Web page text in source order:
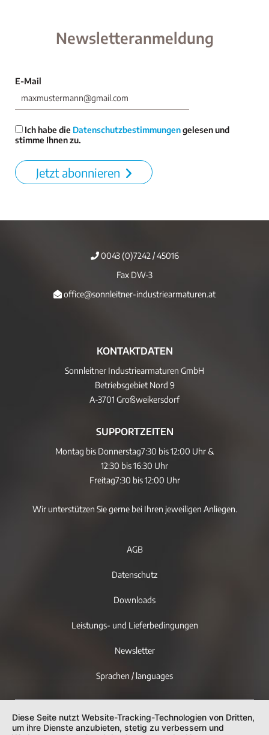
Newsletteranmeldung
E-Mail
Ich habe die Datenschutzbestimmungengelesen und
stimme Ihnen zu.
Jetzt abonnieren
0043 (0)7242 / 45016
Fax DW-3
office@sonnleitner-industriearmaturen.at
KONTAKTDATEN
Sonnleitner Industriearmaturen GmbH
Betriebsgebiet Nord 9
A-3701 Großweikersdorf
SUPPORTZEITEN
Montag bis Donnerstag7:30 bis 12:00 Uhr &
12:30 bis 16:30 Uhr
Freitag7:30 bis 12:00 Uhr
Wir unterstützen Sie gerne bei Ihren jeweiligen Anliegen.
AGB
Datenschutz
Downloads
Leistungs- und Lieferbedingungen
Newsletter
Sprachen / languages
Diese Seite nutzt Website-Tracking-Technologien von Dritten,
um ihre Dienste anzubieten, stetig zu verbessern und